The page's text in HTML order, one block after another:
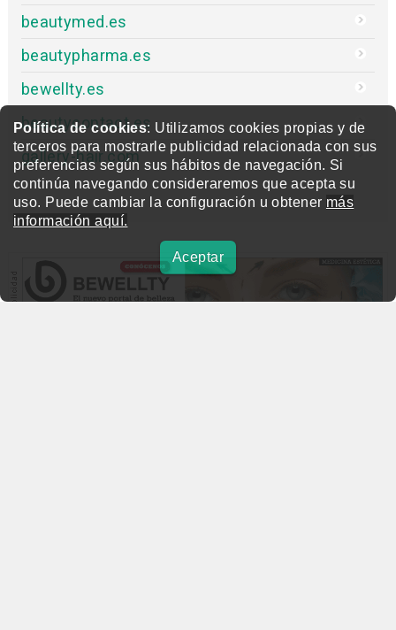
Política de cookies: Utilizamos cookies propias y de
terceros para mostrarle publicidad relacionada con sus
preferencias según sus hábitos de navegación. Si
continúa navegando consideraremos que acepta su
uso. Puede cambiar la configuración u obtener más
información aquí.
Aceptar
beautymed.es
beautypharma.es
bewellty.es
beautycontact.es
gallery-hair.com